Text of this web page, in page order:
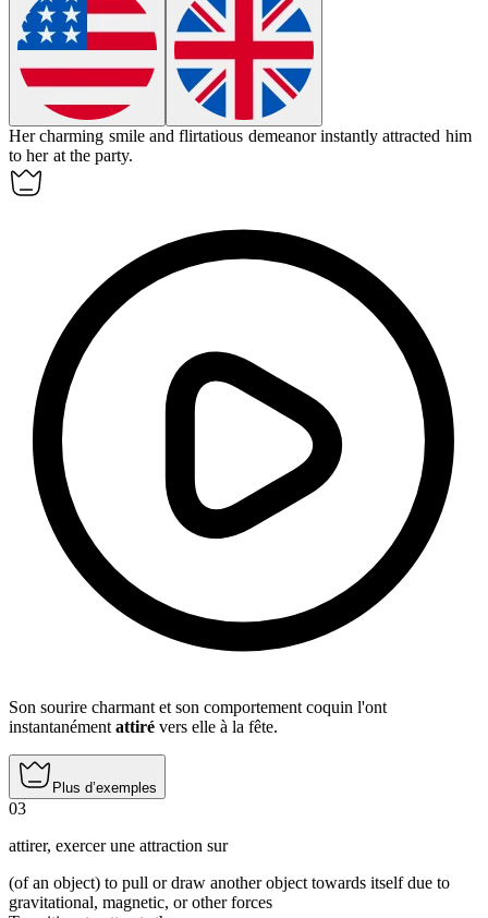
Her charming smile and flirtatious demeanor instantlyattracted him
to her at the party.
Son sourire charmant et son comportement coquin l'ont
instantanément attiré vers elle à la fête.
Plus d’exemples
03
attirer, exercer une attraction sur
(of an object) to pull or draw another object towards itself due to
gravitational, magnetic, or other forces